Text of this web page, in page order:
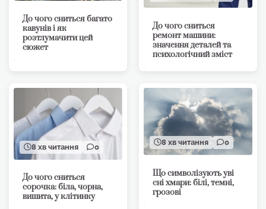
До чого сниться багато
кавунів і як
розтлумачити цей
сюжет
До чого сниться
ремонт машини:
значення деталей та
психологічний зміст
8 хв читання 0
До чого сниться
сорочка: біла, чорна,
вишита, у клітинку
8 хв читання 0
Що символізують уві
сні хмари: білі, темні,
грозові